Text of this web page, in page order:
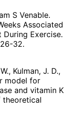
S Venable.
Associated
Exercise.
32.
Kulman, J. D.,
model for
and vitamin K
theoretical